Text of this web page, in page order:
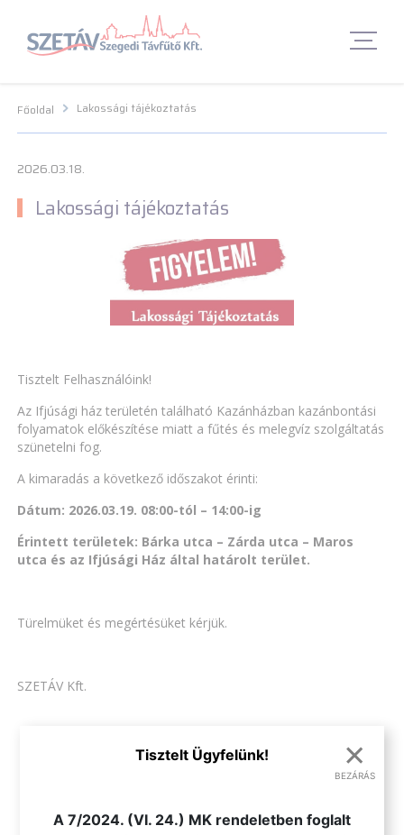
Navigációs menü segédlet
Fő Navigációs menü Fő Navigációs menü Fő tartalom Fő
Főoldal Lakossági tájékoztatás
2026.03.18.
Lakossági tájékoztatás
Tisztelt Felhasználóink!
Az Ifjúsági ház területén található Kazánházban kazánbontási
folyamatok előkészítése miatt a fűtés és melegvíz szolgáltatás
szünetelni fog.
A kimaradás a következő időszakot érinti:
Dátum: 2026.03.19. 08:00-tól – 14:00-ig
Érintett területek: Bárka utca – Zárda utca – Maros
utca és az Ifjúsági Ház által határolt terület.
Türelmüket és megértésüket kérjük.
SZETÁV Kft.
VISSZA AZ ÖSSZES HÍRHEZ ×
BEZÁRÁS
Tisztelt Ügyfelünk!
A 7/2024. (VI. 24.) MK rendeletben foglalt